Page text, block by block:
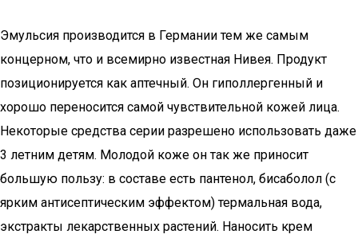
Эмульсия производится в Германии тем же самым
концерном, что и всемирно известная Нивея. Продукт
позиционируется как аптечный. Он гиполлергенный и
хорошо переносится самой чувствительной кожей лица.
Некоторые средства серии разрешено использовать даже
3 летним детям. Молодой коже он так же приносит
большую пользу: в составе есть пантенол, бисаболол (с
ярким антисептическим эффектом) термальная вода,
экстракты лекарственных растений. Наносить крем